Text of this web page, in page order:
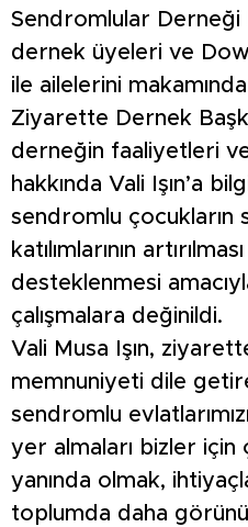
Sendromlular Derneği
dernek üyeleri ve
ile ailelerini makamında
Ziyarette Dernek
derneğin faaliyetleri
hakkında Vali Işın’a
sendromlu çocukların
katılımlarının
desteklenmesi
çalışmalara değinildi.
Vali Musa Işın,
memnuniyeti dile
sendromlu
yer almaları bizler için
yanında olmak,
toplumda daha